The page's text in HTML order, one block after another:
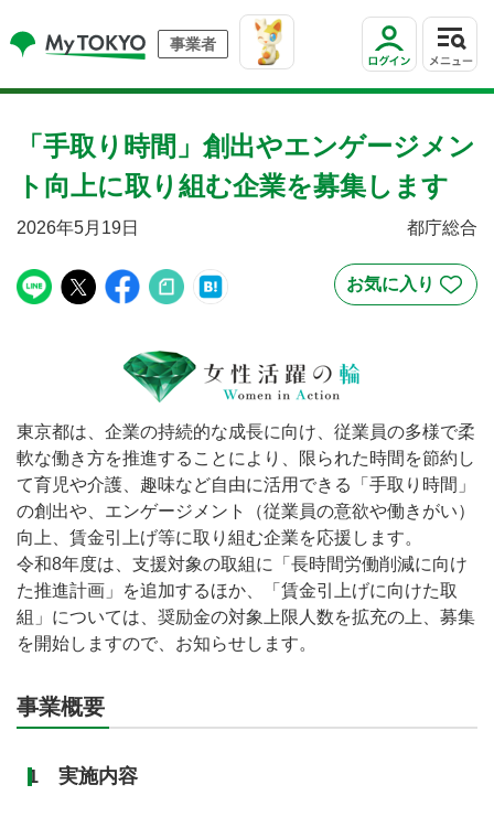
事業者
「手取り時間」創出やエンゲージメン
ト向上に取り組む企業を募集します
2026年5月19日 都庁総合
東京都は、企業の持続的な成長に向け、従業員の多様で柔
軟な働き方を推進することにより、限られた時間を節約し
て育児や介護、趣味など自由に活用できる「手取り時間」
の創出や、エンゲージメント（従業員の意欲や働きがい）
向上、賃金引上げ等に取り組む企業を応援します。
令和8年度は、支援対象の取組に「長時間労働削減に向け
た推進計画」を追加するほか、「賃金引上げに向けた取
組」については、奨励金の対象上限人数を拡充の上、募集
を開始しますので、お知らせします。
事業概要
1 実施内容